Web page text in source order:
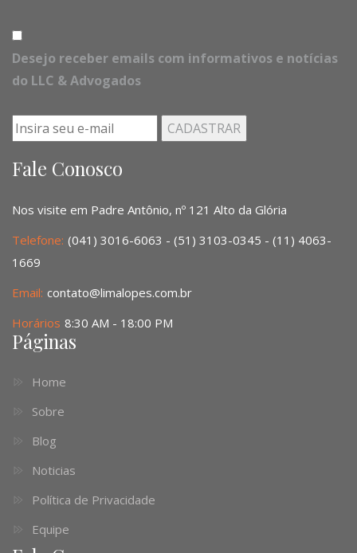
Desejo receber emails com informativos e notícias
do LLC & Advogados
Fale Conosco
Nos visite em Padre Antônio, nº 121 Alto da Glória
Telefone: (041) 3016-6063 - (51) 3103-0345 - (11) 4063-
1669
Email: contato@limalopes.com.br
Horários 8:30 AM - 18:00 PM
Páginas
Home
Sobre
Blog
Noticias
Política de Privacidade
Equipe